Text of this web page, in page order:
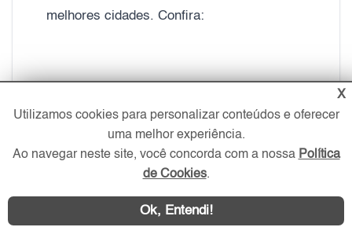
melhores cidades. Confira:
2 Dorms e
2 Vagas de Garagem
Praia Grande, Litoral Sul– São Paulo
Vila Guilhermina R$ 4.360,00
X
Utilizamos cookies para personalizar conteúdos e oferecer
uma melhor experiência.
Ao navegar neste site, você concorda com a nossa Política
de Cookies.
Ok, Entendi!